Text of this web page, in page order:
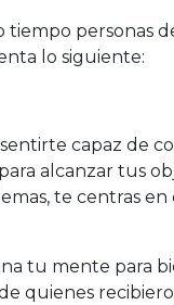
tiempo personas
lo siguiente:
capaz de
alcanzar tus
te centras
tu mente para
de quienes